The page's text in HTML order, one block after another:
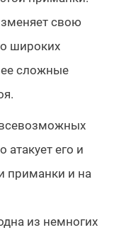
свою
широких
сложные
атакует его и
приманки и на
из немногих